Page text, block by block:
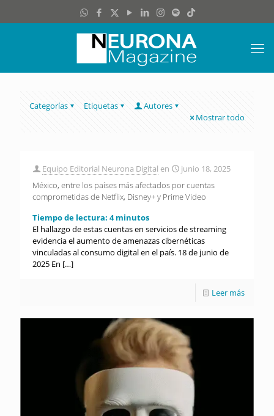
Categorías Etiquetas
Autores
Mostrar todo
Equipo Editorial Neurona Digital en
junio 18, 2025
México, entre los países más afectados por cuentas
comprometidas de Netflix, Disney+ y Prime Video
Tiempo de lectura: 4 minutos
El hallazgo de estas cuentas en servicios de streaming
evidencia el aumento de amenazas cibernéticas
vinculadas al consumo digital en el país. 18 de junio de
2025 En […]
Leer más